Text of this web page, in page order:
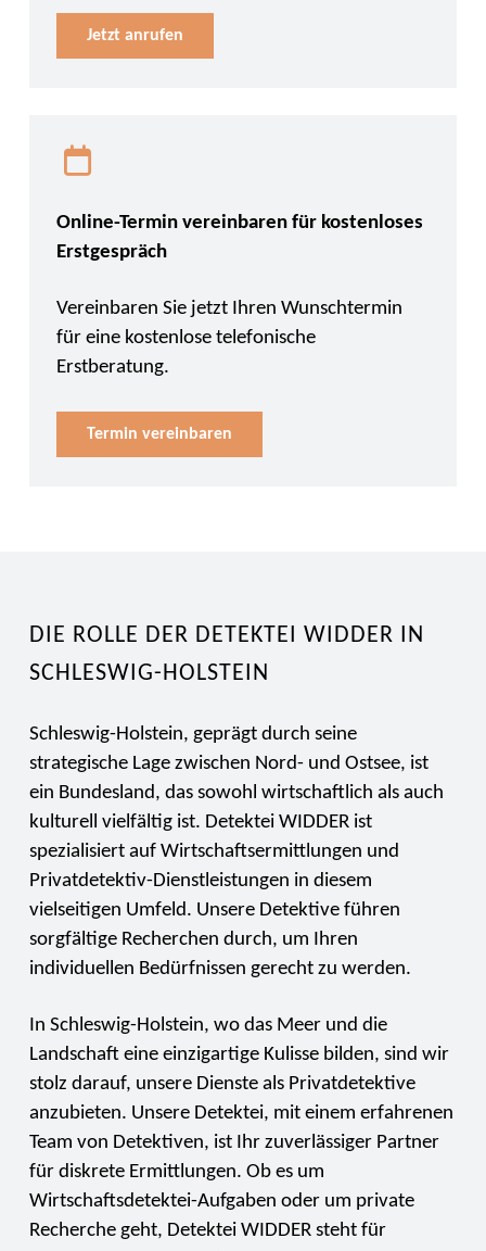
Jetzt anrufen
Online-Termin vereinbaren für kostenloses
Erstgespräch
Vereinbaren Sie jetzt Ihren Wunschtermin
für eine kostenlose telefonische
Erstberatung.
Termin vereinbaren
DIE ROLLE DER DETEKTEI WIDDER IN
SCHLESWIG-HOLSTEIN
Schleswig-Holstein, geprägt durch seine
strategische Lage zwischen Nord- und Ostsee, ist
ein Bundesland, das sowohl wirtschaftlich als auch
kulturell vielfältig ist. Detektei WIDDER ist
spezialisiert auf Wirtschaftsermittlungen und
Privatdetektiv-Dienstleistungen in diesem
vielseitigen Umfeld. Unsere Detektive führen
sorgfältige Recherchen durch, um Ihren
individuellen Bedürfnissen gerecht zu werden.
In Schleswig-Holstein, wo das Meer und die
Landschaft eine einzigartige Kulisse bilden, sind wir
stolz darauf, unsere Dienste als Privatdetektive
anzubieten. Unsere Detektei, mit einem erfahrenen
Team von Detektiven, ist Ihr zuverlässiger Partner
für diskrete Ermittlungen. Ob es um
Wirtschaftsdetektei-Aufgaben oder um private
Recherche geht, Detektei WIDDER steht für